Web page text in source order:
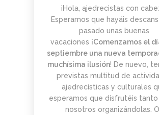
Y
NIVELES
– 13 DE
JUNIO
BOLETÍN
MAYO 2026 –
COMUNIDAD
AJEDREZ
CON
CABEZA
TORNEO
PARA
TODAS
LAS
EDADES
Y
NIVELES
–
AJEDREZ
CON
CABEZA
23 DE
29
ABRIL
2026
AJEDREZ
INICIACIÓN
PARA
ADULTOS -
CURSO DE
27
ABRIL
2026
CAMPAMENTO
DE VERANO
AJEDREZ CON
CABEZA 2026
EL
DE
¡Hola, ajedrecistas con
Esperamos que hayáis
pasado unas buenas
vacaciones ¡Comenzamos el
septiembre una nueva
muchísima ilusión! De nuevo,
previstas multitud de
ajedrecísticas y culturales
esperamos que disfrutéis
nosotros organizándolas.